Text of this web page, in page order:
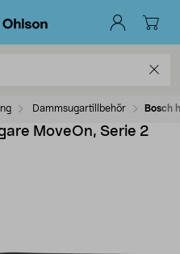
Dammsugartillbehör Bosch
MoveOn, Serie 2